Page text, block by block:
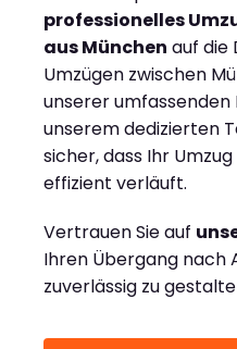
professionelles
aus München auf die
Umzügen zwischen
unserer umfassenden
unserem dedizierten
sicher, dass Ihr
effizient verläuft.
Vertrauen Sie auf
Ihren Übergang nach
zuverlässig zu